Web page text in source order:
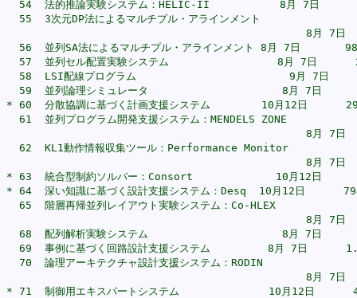
54  法的推論実験システム：HELIC-II           8月 7日
  55  3次元DP法によるマルチプル・アラインメント
8月 7日
56  並列SA法によるマルチプル・アラインメント 8月 7日
57  並列セル配置実験システム                 8月 7日
58  LSI配線プログラム                        9月 7日
59  並列論理シミュレータ                     8月 7日
* 60  分散協調に基づく計画支援システム        10月12日
  61  並列プログラム開発支援システム：MENDELS ZONE
8月 7日
  62  KL1動作情報収集ツール：Performance Monitor
8月 7日
* 63  統合型制約ソルバー：Consort             10月12日
* 64  深い知識に基づく設計支援システム：Desq  10月12日
  65  階層再帰並列レイアウト実験システム：Co-HLEX
8月 7日
68  配列解析実験システム                     8月 7日
69  事例に基づく回路設計支援システム         8月 7日
  70  論理アーキテクチャ設計支援システム：RODIN
8月 7日
* 71  制御用エキスパートシステム              10月12日